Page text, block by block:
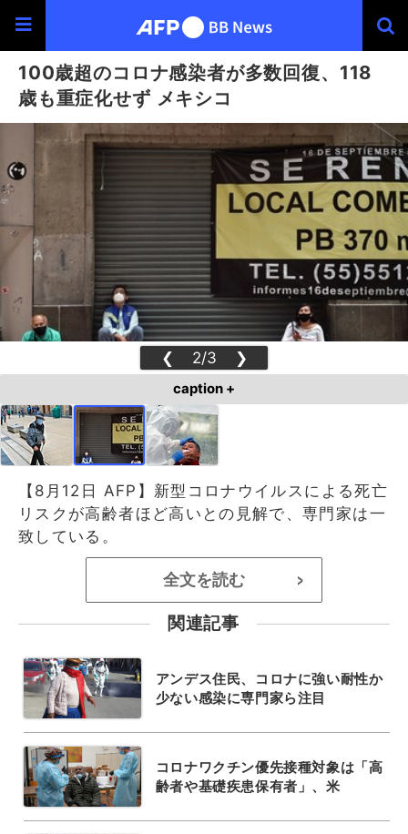
100歳超のコロナ感染者が多数回復、118
歳も重症化せず メキシコ
❮ 2/3 ❯
caption +
【8月12日 AFP】新型コロナウイルスによる死亡
リスクが高齢者ほど高いとの見解で、専門家は一
致している。
全文を読む >
関連記事
アンデス住民、コロナに強い耐性か
少ない感染に専門家ら注目
コロナワクチン優先接種対象は「高
齢者や基礎疾患保有者」、米